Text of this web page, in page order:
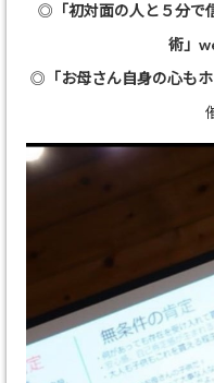
◎ 「初対面の人と５分
術」
◎ 「お母さん自身の心も